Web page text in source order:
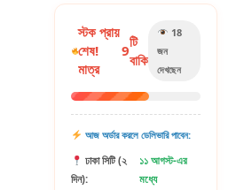
স্টক প্রায়
শেষ!
মাত্র
9
টি
বাকি
18
জন
দেখছেন
আজ অর্ডার করলে ডেলিভারি পাবেন:
ঢাকা সিটি (২
দিন):
১১ আগস্ট-এর
মধ্যে